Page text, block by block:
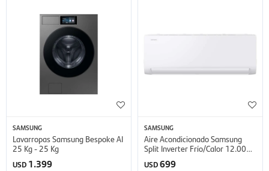
SAMSUNG
Lavarropas Samsung Bespoke AI
25 Kg - 25 Kg
USD 1.399
SAMSUNG
Aire Acondicionado Samsung
Split Inverter Frío/Calor 12.000
BTU - BTU
USD699